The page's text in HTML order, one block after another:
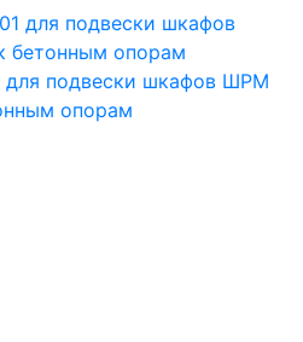
для подвески шкафов ШРМ
опорам